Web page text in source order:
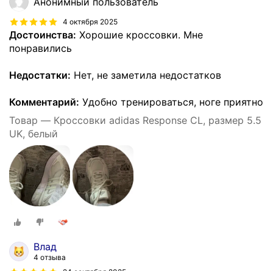
4 октября 2025
Достоинства: Хорошие кроссовки. Мне
понравились
Недостатки: Нет, не заметила недостатков
Комментарий: Удобно тренироваться, ноге приятно
Товар — Кроссовки adidas Response CL, размер 5.5
UK, белый
Влад
4 отзыва